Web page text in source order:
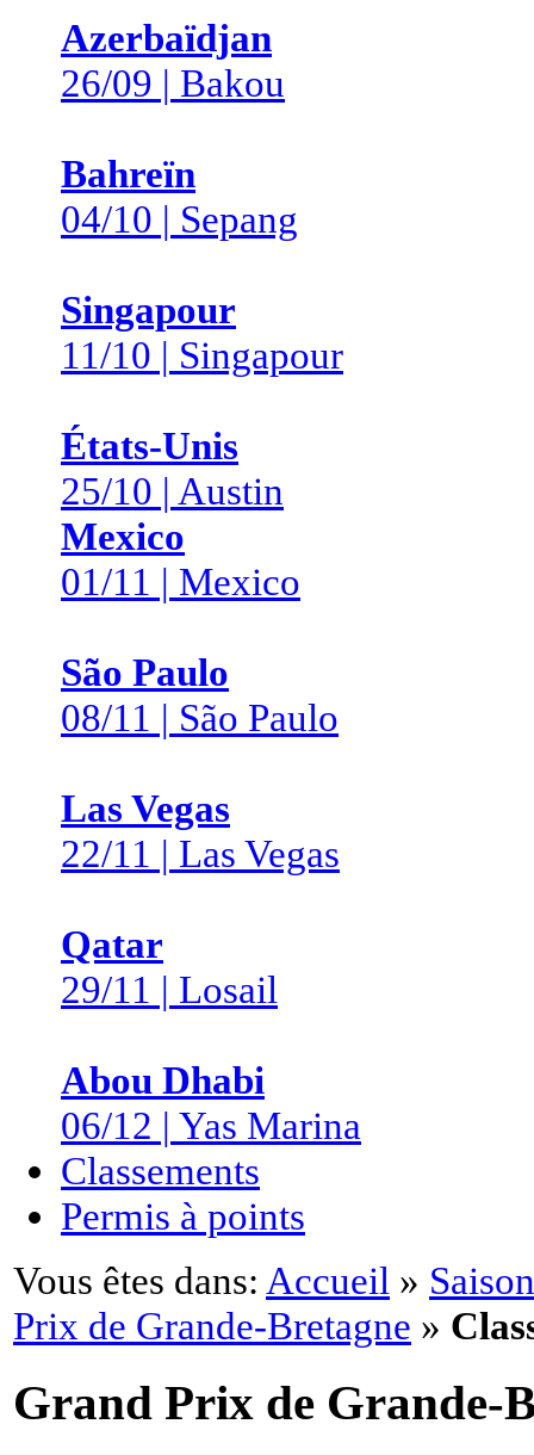
Azerbaïdjan
26/09 | Bakou
Bahreïn
04/10 | Sepang
Singapour
11/10 | Singapour
États-Unis
25/10 | Austin
Mexico
01/11 | Mexico
São Paulo
08/11 | São Paulo
Las Vegas
22/11 | Las Vegas
Qatar
29/11 | Losail
Abou Dhabi
06/12 | Yas Marina
Classements
Permis à points
Vous êtes dans: Accueil »
Prix de Grande-Bretagne »
Grand Prix de Grande-